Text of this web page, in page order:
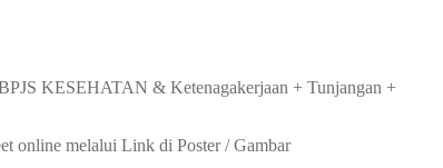
KESEHATAN & Ketenagakerjaan + Tunjangan +
online melalui Link di Poster / Gambar